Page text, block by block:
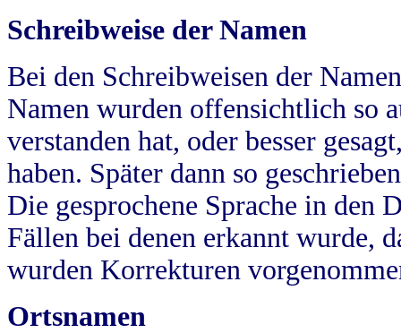
Schreibweise der Namen
Bei den Schreibweisen der
Namen wurden offensichtlich so
verstanden hat, oder besser
haben. Später dann so
Die gesprochene Sprache in
Fällen bei denen erkannt wurde,
wurden Korrekturen
Ortsnamen